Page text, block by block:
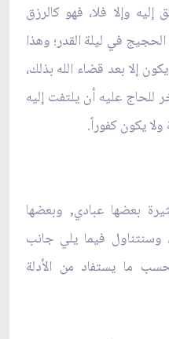
وإلا فلا، فهو كالرزق
في ليلة القدر؛ وهذا
إلا بعد قضاء الله بذلك،
للحاج عليه أن يلتفت إليه
يكون كفوراً.
بعضها عبادي, وبعضها
وسنتناول فيما يلي جانب
ما يستفاد من الأدلة